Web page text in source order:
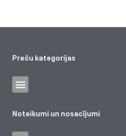
Preču kategorijas
Noteikumi un nosacījumi